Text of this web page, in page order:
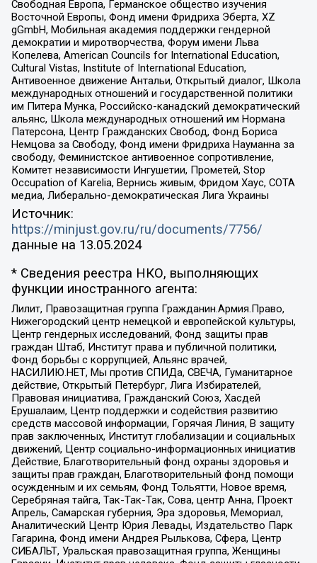
Свободная Европа, Германское общество изучения
Восточной Европы, Фонд имени Фридриха Эберта, XZ
gGmbH, Мобильная академия поддержки гендерной
демократии и миротворчества, Форум имени Льва
Копелева, American Councils for International Education,
Cultural Vistas, Institute of International Education,
Антивоенное движение Антальи, Открытый диалог, Школа
международных отношений и государственной политики
им Питера Мунка, Российско-канадский демократический
альянс, Школа международных отношений им Нормана
Патерсона, Центр Гражданских Свобод, Фонд Бориса
Немцова за Свободу, Фонд имени Фридриха Науманна за
свободу, Феминистское антивоенное сопротивление,
Комитет независимости Ингушетии, Прометей, Stop
Occupation of Karelia, Вернись живым, Фридом Хаус, СОТА
медиа, Либерально-демократическая Лига Украины
Источник:
https://minjust.gov.ru/ru/documents/7756/
данные на 13.05.2024
* Сведения реестра НКО, выполняющих
функции иностранного агента:
Лилит, Правозащитная группа Гражданин.Армия.Право,
Нижегородский центр немецкой и европейской культуры,
Центр гендерных исследований, Фонд защиты прав
граждан Штаб, Институт права и публичной политики,
Фонд борьбы с коррупцией, Альянс врачей,
НАСИЛИЮ.НЕТ, Мы против СПИДа, СВЕЧА, Гуманитарное
действие, Открытый Петербург, Лига Избирателей,
Правовая инициатива, Гражданский Союз, Хасдей
Ерушалаим, Центр поддержки и содействия развитию
средств массовой информации, Горячая Линия, В защиту
прав заключенных, Институт глобализации и социальных
движений, Центр социально-информационных инициатив
Действие, Благотворительный фонд охраны здоровья и
защиты прав граждан, Благотворительный фонд помощи
осужденным и их семьям, Фонд Тольятти, Новое время,
Серебряная тайга, Так-Так-Так, Сова, центр Анна, Проект
Апрель, Самарская губерния, Эра здоровья, Мемориал,
Аналитический Центр Юрия Левады, Издательство Парк
Гагарина, Фонд имени Андрея Рылькова, Сфера, Центр
СИБАЛЬТ, Уральская правозащитная группа, Женщины